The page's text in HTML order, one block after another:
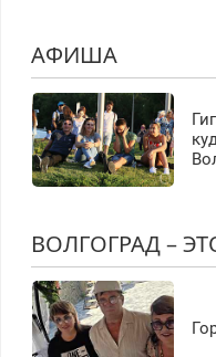
АФИША
ВОЛГОГРАД –